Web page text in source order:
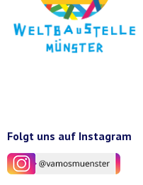
Folgt uns auf Instagram